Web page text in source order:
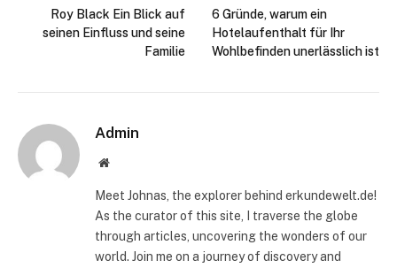
Roy Black Ein Blick auf
seinen Einfluss und seine
Familie
6 Gründe, warum ein
Hotelaufenthalt für Ihr
Wohlbefinden unerlässlich ist
Admin
Website
Meet Johnas, the explorer behind erkundewelt.de!
As the curator of this site, I traverse the globe
through articles, uncovering the wonders of our
world. Join me on a journey of discovery and